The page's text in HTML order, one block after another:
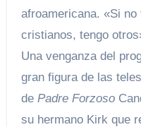
afroamericana. «Si
cristianos, tengo
Una venganza del
gran figura de las
de Padre Forzoso
su hermano Kirk que